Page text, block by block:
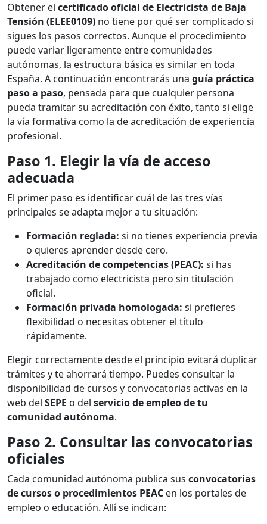
Obtener el certificado oficial de Electricista de Baja
Tensión (ELEE0109) no tiene por qué ser complicado si
sigues los pasos correctos. Aunque el procedimiento
puede variar ligeramente entre comunidades
autónomas, la estructura básica es similar en toda
España. A continuación encontrarás una guía práctica
paso a paso, pensada para que cualquier persona
pueda tramitar su acreditación con éxito, tanto si elige
la vía formativa como la de acreditación de experiencia
profesional.
Paso 1. Elegir la vía de acceso
adecuada
El primer paso es identificar cuál de las tres vías
principales se adapta mejor a tu situación:
Formación reglada: si no tienes experiencia previa
o quieres aprender desde cero.
Acreditación de competencias (PEAC): si has
trabajado como electricista pero sin titulación
oficial.
Formación privada homologada: si prefieres
flexibilidad o necesitas obtener el título
rápidamente.
Elegir correctamente desde el principio evitará duplicar
trámites y te ahorrará tiempo. Puedes consultar la
disponibilidad de cursos y convocatorias activas en la
web del SEPE o del servicio de empleo de tu
comunidad autónoma.
Paso 2. Consultar las convocatorias
oficiales
Cada comunidad autónoma publica sus convocatorias
de cursos o procedimientos PEAC en los portales de
empleo o educación. Allí se indican: